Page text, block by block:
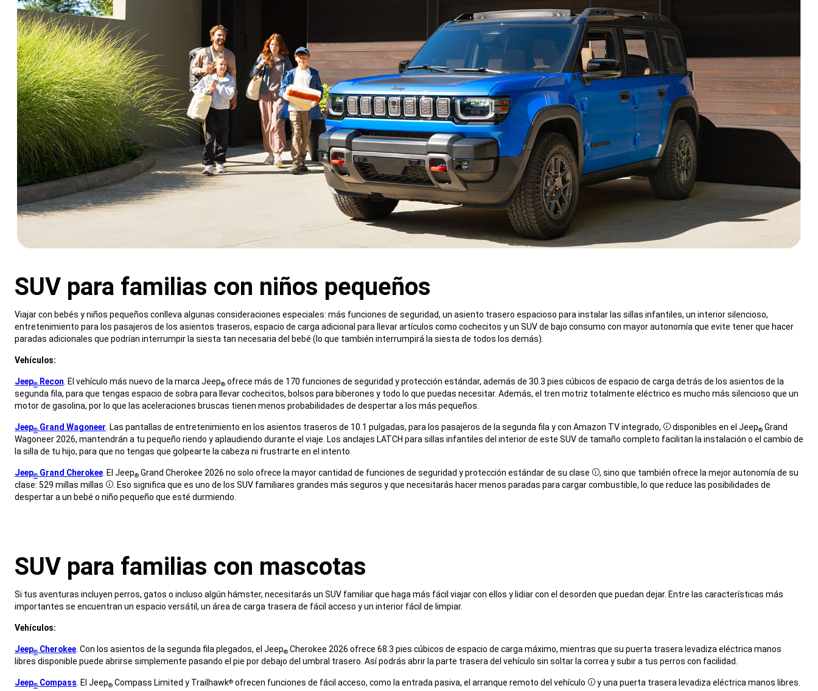
SUV para familias con niños pequeños
Viajar con bebés y niños pequeños conlleva algunas consideraciones especiales: más funciones de seguridad, un asiento trasero espacioso para instalar las sillas infantiles, un interior silencioso,
entretenimiento para los pasajeros de los asientos traseros, espacio de carga adicional para llevar artículos como cochecitos y un SUV de bajo consumo con mayor autonomía que evite tener que hacer
paradas adicionales que podrían interrumpir la siesta tan necesaria del bebé (lo que también interrumpirá la siesta de todos los demás).
Vehículos:
Jeep® Recon . El vehículo más nuevo de la marca Jeep® ofrece más de 170 funciones de seguridad y protección estándar, además de 30.3 pies cúbicos de espacio de carga detrás de los asientos de la
segunda fila, para que tengas espacio de sobra para llevar cochecitos, bolsos para biberones y todo lo que puedas necesitar. Además, el tren motriz totalmente eléctrico es mucho más silencioso que un
motor de gasolina, por lo que las aceleraciones bruscas tienen menos probabilidades de despertar a los más pequeños.
Jeep® Grand Wagoneer . Las pantallas de entretenimiento en los asientos traseros de 10.1 pulgadas, para los pasajeros de la segunda fila y con Amazon TV integrado, Disclosure
disponibles en el Jeep® Grand
Wagoneer 2026, mantendrán a tu pequeño riendo y aplaudiendo durante el viaje. Los anclajes LATCH para sillas infantiles del interior de este SUV de tamaño completo facilitan la instalación o el cambio de
la silla de tu hijo, para que no tengas que golpearte la cabeza ni frustrarte en el intento.
Jeep® Grand Cherokee . El Jeep® Grand Cherokee 2026 no solo ofrece la mayor cantidad de funciones de seguridad y protección estándar de su clase Disclosure
, sino que también ofrece la mejor autonomía de su
clase: 529 millas millas Disclosure
. Eso significa que es uno de los SUV familiares grandes más seguros y que necesitarás hacer menos paradas para cargar combustible, lo que reduce las posibilidades de
despertar a un bebé o niño pequeño que esté durmiendo.
SUV para familias con mascotas
Si tus aventuras incluyen perros, gatos o incluso algún hámster, necesitarás un SUV familiar que haga más fácil viajar con ellos y lidiar con el desorden que puedan dejar. Entre las características más
importantes se encuentran un espacio versátil, un área de carga trasera de fácil acceso y un interior fácil de limpiar.
Vehículos:
Jeep® Cherokee . Con los asientos de la segunda fila plegados, el Jeep® Cherokee 2026 ofrece 68.3 pies cúbicos de espacio de carga máximo, mientras que su puerta trasera levadiza eléctrica manos
libres disponible puede abrirse simplemente pasando el pie por debajo del umbral trasero. Así podrás abrir la parte trasera del vehículo sin soltar la correa y subir a tus perros con facilidad.
Jeep® Compass . El Jeep® Compass Limited y Trailhawk® ofrecen funciones de fácil acceso, como la entrada pasiva, el arranque remoto del vehículo Disclosure
y una puerta trasera levadiza eléctrica manos libres.